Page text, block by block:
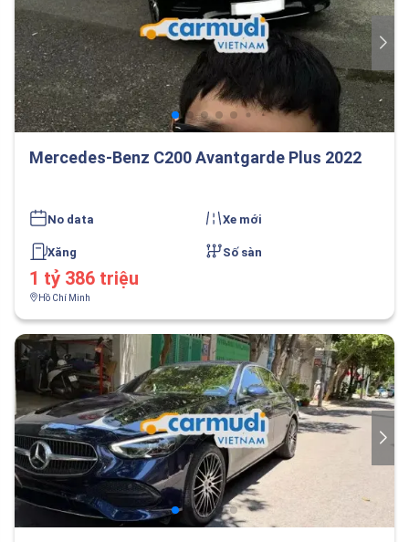
Mercedes-Benz C200 Avantgarde Plus 2022
No data Xe mới
Xăng Số sàn
1 tỷ 386 triệu
Hồ Chí Minh